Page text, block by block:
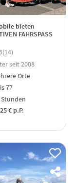
bieten
FAHRSPASS
14)
seit 2008
Orte
77
Stunden
€ p.P.